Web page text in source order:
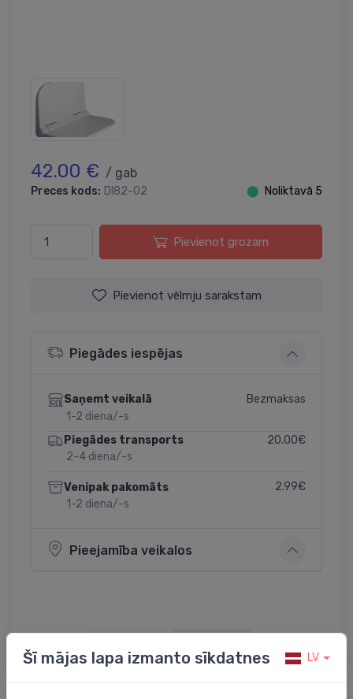
42.00 € / gab
Preces kods: DI82-02 ⬤ Noliktavā 5
Pievienot grozam
Pievienot vēlmju sarakstam
Piegādes iespējas
Saņemt veikalā
1-2 diena/-s
Bezmaksas
Piegādes transports
2-4 diena/-s
20.00€
Venipak pakomāts
1-2 diena/-s
2.99€
Pieejamība veikalos
Dalīties:
Šī mājas lapa izmanto sīkdatnes LV